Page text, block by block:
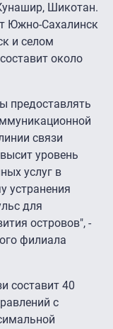
Шикотан.
Южно-Сахалинск
и селом
около
предоставлять
связи
уровень
услуг в
устранения
для
островов", -
филиала
составит 40
с